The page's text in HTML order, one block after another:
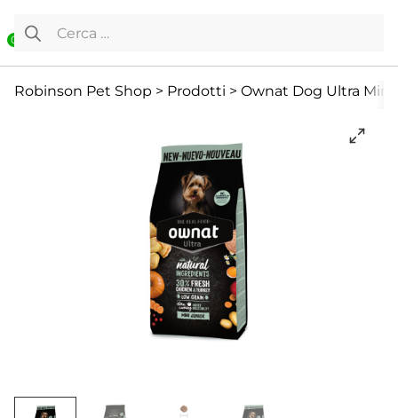
0
Ricerca per:
Robinson Pet Shop > Prodotti > Ownat Dog Ultra Mini